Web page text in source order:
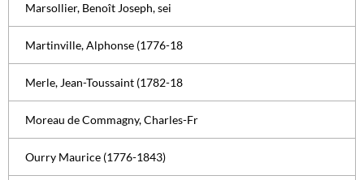
Marsollier, Benoît Joseph, sei
Martinville, Alphonse (1776-18
Merle, Jean-Toussaint (1782-18
Moreau de Commagny, Charles-Fr
Ourry Maurice (1776-1843)